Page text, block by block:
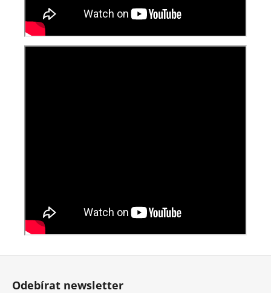
Z
Odebírat newsletter